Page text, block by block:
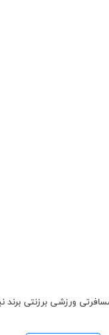
ورزشی برزنتی برند